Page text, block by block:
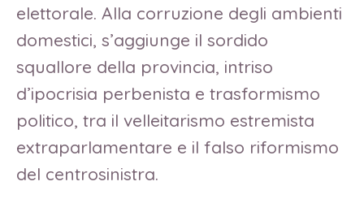
elettorale. Alla corruzione degli ambienti
domestici, s’aggiunge il sordido
squallore della provincia, intriso
d’ipocrisia perbenista e trasformismo
politico, tra il velleitarismo estremista
extraparlamentare e il falso riformismo
del centrosinistra.